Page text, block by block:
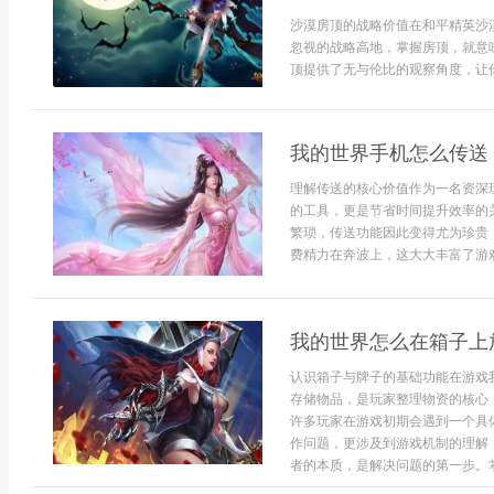
沙漠房顶的战略价值在和平精英
忽视的战略高地，掌握房顶，就
顶提供了无与伦比的观察角度，让
我的世界手机怎么传
理解传送的核心价值作为一名资
的工具，更是节省时间提升效率
繁琐，传送功能因此变得尤为珍
费精力在奔波上，这大大丰富了
我的世界怎么在箱子
认识箱子与牌子的基础功能在游
存储物品，是玩家整理物资的核
许多玩家在游戏初期会遇到一个
作问题，更涉及到游戏机制的理
者的本质，是解决问题的第一步。